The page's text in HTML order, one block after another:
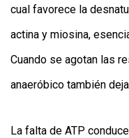
cual favorece la
actina y miosina,
Cuando se agotan las
anaeróbico también
La falta de ATP